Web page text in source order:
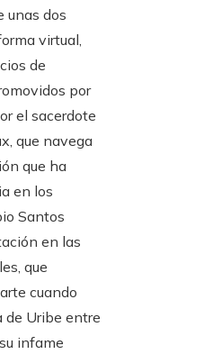
unas dos
virtual,
de
por
el sacerdote
que navega
que ha
en los
Santos
en las
que
cuando
de Uribe entre
infame